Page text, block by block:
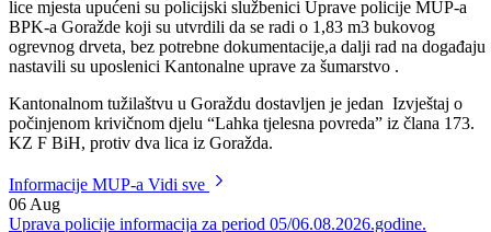
U ulici Doktora Karameha – Grad Goražde registrovan je jedan slučaj
nelegalnog prevoza ogrevnog drveta bez potrebne dokumentacije.
lice mjesta upućeni su policijski službenici Uprave policije MUP-a
ogrevnog drveta, bez potrebne dokumentacije,a dalji rad na događaju
nastavili su uposlenici Kantonalne uprave za šumarstvo .
počinjenom krivičnom djelu “Lahka tjelesna povreda” iz člana 173.
KZ F BiH, protiv dva lica iz Goražda.